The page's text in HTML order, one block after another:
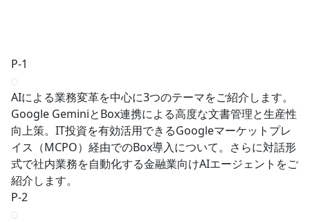
P-1
AIによる業務変革を中心に3つのテーマをご紹介します。
Google GeminiとBox連携による高度な文書管理と生産性
向上策。IT投資を有効活用できるGoogleマーケットプレ
イス（MCPO）経由でのBox導入について。さらに対話形
式で社内業務を自動化する金融業向けAIエージェントをご
紹介します。
P-2